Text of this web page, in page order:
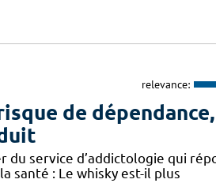
relevance:
de dépendance,
du service d’addictologie qui
santé : Le whisky est-il plus